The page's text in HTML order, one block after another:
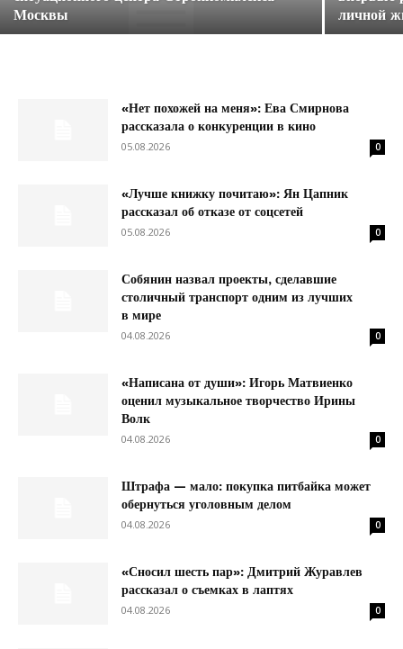
Москвы
личной
«Нет похожей на меня»: Ева Смирнова
рассказала о конкуренции в кино
05.08.2026 0
«Лучше книжку почитаю»: Ян Цапник
рассказал об отказе от соцсетей
05.08.2026 0
Собянин назвал проекты, сделавшие
столичный транспорт одним из лучших
в мире
04.08.2026 0
«Написана от души»: Игорь Матвиенко
оценил музыкальное творчество Ирины
Волк
04.08.2026 0
Штрафа — мало: покупка питбайка может
обернуться уголовным делом
04.08.2026 0
«Сносил шесть пар»: Дмитрий Журавлев
рассказал о съемках в лаптях
04.08.2026 0